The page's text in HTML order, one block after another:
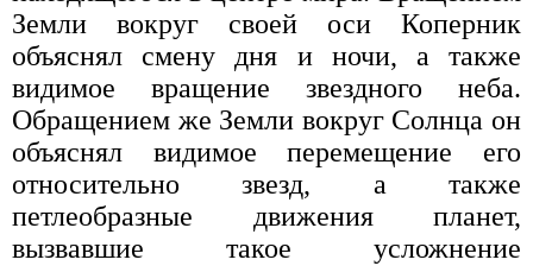
Земли вокруг своей оси Коперник
объяснял смену дня и ночи, а также
видимое вращение звездного неба.
Обращением же Земли вокруг Солнца он
объяснял видимое перемещение его
относительно звезд, а также
петлеобразные движения планет,
вызвавшие такое усложнение